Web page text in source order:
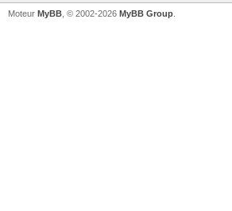
Moteur MyBB , © 2002-2026 MyBB Group